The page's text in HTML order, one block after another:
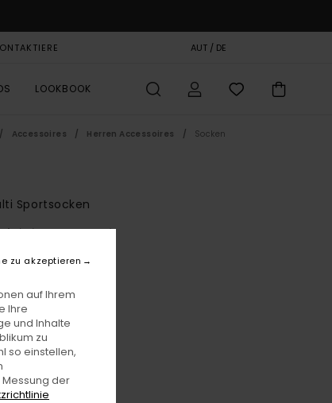
AUT / DE
LOOKBOOK
Accessoires Herren Accessoires Socken
Sportsocken
auf Ihrem
Ihre
und Inhalte
zu
so einstellen,
der
zu akzeptieren